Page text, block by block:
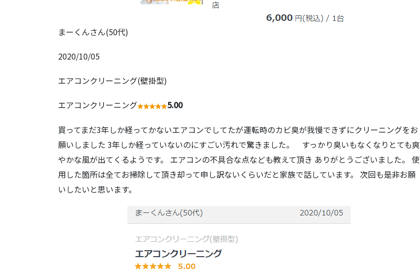
まーくんさん(50代)
2020/10/05
エアコンクリーニング(壁掛型)
エアコンクリーニング 5.00
買ってまだ3年しか経ってかないエアコンでしてたが運転時のカビ臭が我慢できずにクリーニングをお
願いしました 3年しか経っていないのにすごい汚れで驚きました。 すっかり臭いもなくなりとても爽
やかな風が出てくるようです。 エアコンの不具合な点なども教えて頂き ありがとうございました。 使
用した箇所は全てお掃除して頂き却って申し訳ないくらいだと家族で話しています。 次回も是非お願
いしたいと思います。